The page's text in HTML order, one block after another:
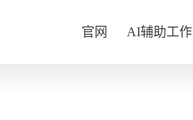
官网
AI辅助工作